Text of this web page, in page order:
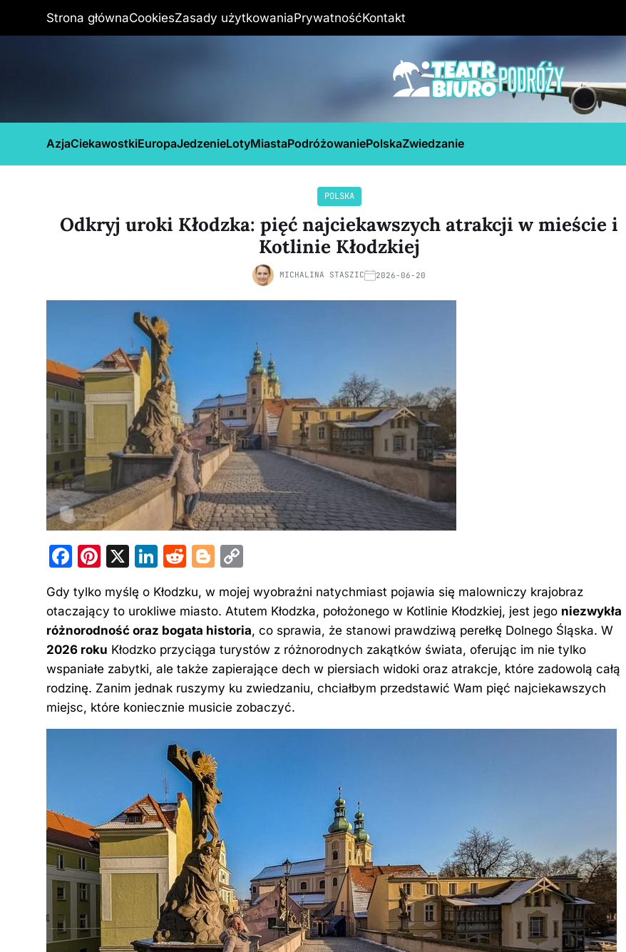
Strona głównaCookiesZasady użytkowaniaPrywatnośćKontakt
AzjaCiekawostkiEuropaJedzenieLotyMiastaPodróżowaniePolskaZwiedzanie
POLSKA
Odkryj uroki Kłodzka: pięć najciekawszych atrakcji w mieście i
Kotlinie Kłodzkiej
MICHALINA STASZIC 2026-06-20
F
c
e
b
o
o
k
Pi
er
e
st
X
Li
k
e
dI
n
R
d
di
t
Bl
g
g
er
p
y
Li
n
k
Gdy tylko myślę o Kłodzku, w mojej wyobraźni natychmiast pojawia się malowniczy krajobraz
otaczający to urokliwe miasto. Atutem Kłodzka, położonego w Kotlinie Kłodzkiej, jest jego niezwykła
różnorodność oraz bogata historia, co sprawia, że stanowi prawdziwą perełkę Dolnego Śląska. W
2026 roku Kłodzko przyciąga turystów z różnorodnych zakątków świata, oferując im nie tylko
wspaniałe zabytki, ale także zapierające dech w piersiach widoki oraz atrakcje, które zadowolą całą
rodzinę. Zanim jednak ruszymy ku zwiedzaniu, chciałbym przedstawić Wam pięć najciekawszych
miejsc, które koniecznie musicie zobaczyć.